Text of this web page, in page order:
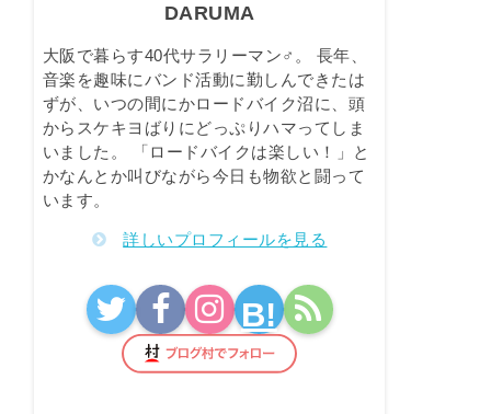
DARUMA
大阪で暮らす40代サラリーマン♂。 長年、
音楽を趣味にバンド活動に勤しんできたは
ずが、いつの間にかロードバイク沼に、頭
からスケキヨばりにどっぷりハマってしま
いました。 「ロードバイクは楽しい！」と
かなんとか叫びながら今日も物欲と闘って
います。
詳しいプロフィールを見る
B!